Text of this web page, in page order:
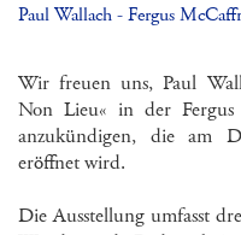
Paul Wallach - Fergus
Wir freuen uns, Paul
Non Lieu« in der
anzukündigen, die am
eröffnet wird.
Die Ausstellung umfasst